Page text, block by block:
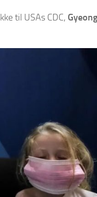
til USAs CDC,